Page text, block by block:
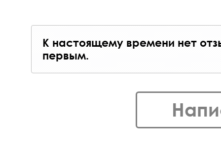
К настоящему времени нет
первым.